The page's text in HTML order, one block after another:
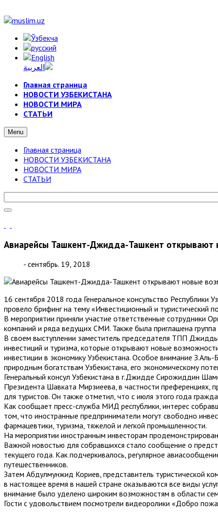
Главная страница
НОВОСТИ УЗБЕКИСТАНА
НОВОСТИ МИРА
СТАТЬИ
Menu
Главная страница
НОВОСТИ УЗБЕКИСТАНА
НОВОСТИ МИРА
СТАТЬИ
Авиарейсы Ташкент-Джидда-Ташкент открывают
- сентябрь. 19, 2018
16 сентября 2018 года Генеральное консульство
провело брифинг на тему «Инвестиционный и туристический
В мероприятии приняли участие ответственные сотрудники
компаний и ряда ведущих СМИ. Также была приглашена
В своем выступлении заместитель председателя ТПП
инвестиций и туризма, которые открывают новые
инвестиции в экономику Узбекистана. Особое внимание
природным богатствам Узбекистана, его экономическому
Генеральный консул Узбекистана в г.Джидде Сирожиддин
Президента Шавката Мирзиеева, в частности преференциях,
для туристов. Он также отметил, что с июля этого года
Как сообщает пресс-служба МИД республики, интерес
том, что иностранные предприниматели могут свободно
фармацевтики, туризма, тяжелой и легкой промышленности.
На мероприятии иностранным инвесторам
Важной новостью для собравшихся стало сообщение о
текущего года. Как подчеркивалось, регулярное
путешественников.
Затем Абдулмунжид Кориев, представитель туристической
в настоящее время в нашей стране оказываются все виды
внимание было уделено широким возможностям в области
Гости с удовольствием посмотрели видеоролики «Добро